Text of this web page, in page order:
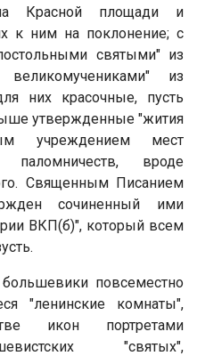
Красной площади и
к ним на поклонение; с
святыми" из
из
них красочные, пусть
утвержденные "жития
учреждением мест
паломничеств, вроде
Священным Писанием
сочиненный ими
ВКП(б)", который всем
повсеместно
"ленинские комнаты",
икон портретами
"святых",